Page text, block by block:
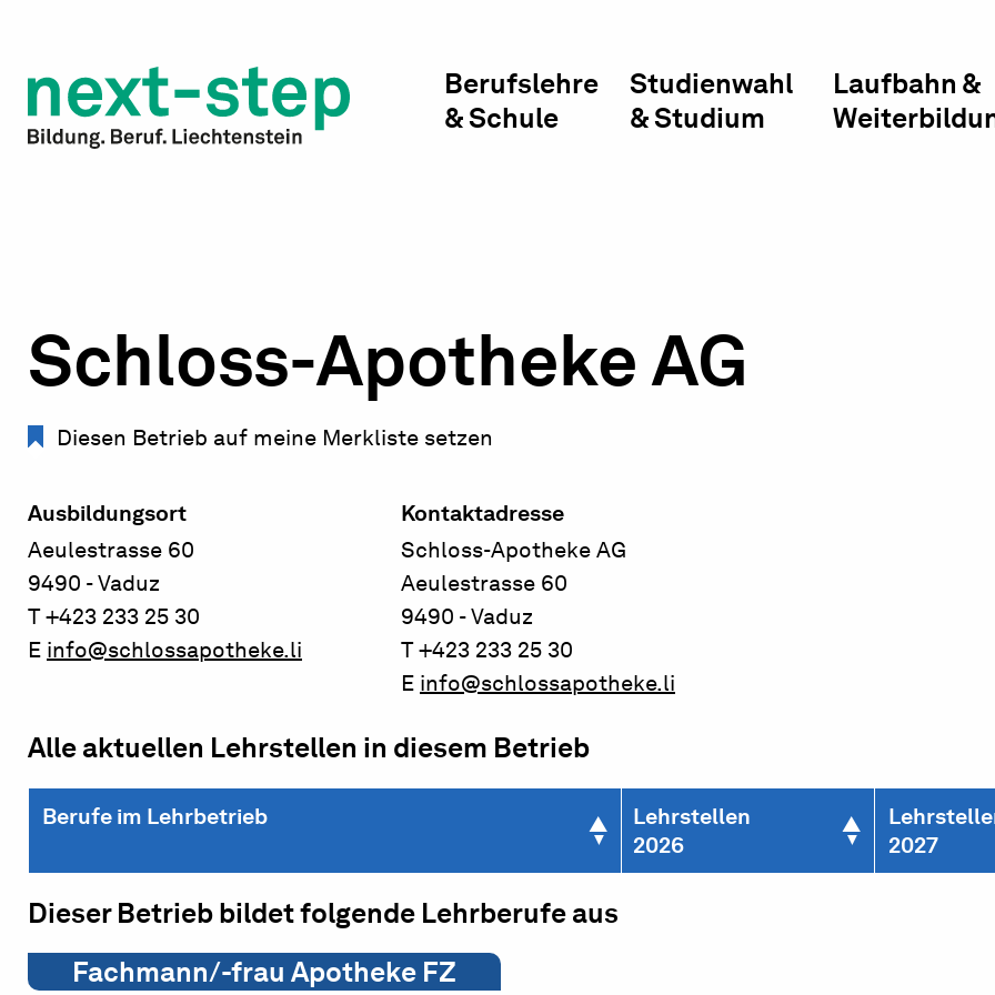
Laufbahn & Weiterbildung
Beratung & Unterstützung
Berufslehre
& Schule
Studienwahl
& Studium
Laufbahn &
Schloss-Apotheke AG
Diesen Betrieb auf meine Merkliste setzen
Ausbildungsort
Aeulestrasse 60
9490 - Vaduz
T +423 233 25 30
E info@schlossapotheke.li
Kontaktadresse
Schloss-Apotheke AG
Aeulestrasse 60
9490 - Vaduz
T +423 233 25 30
E info@schlossapotheke.li
Alle aktuellen Lehrstellen in diesem Betrieb
Berufe im Lehrbetrieb
Lehrstellen
2026
2027
Dieser Betrieb bildet folgende Lehrberufe aus
Fachmann/-frau Apotheke FZ